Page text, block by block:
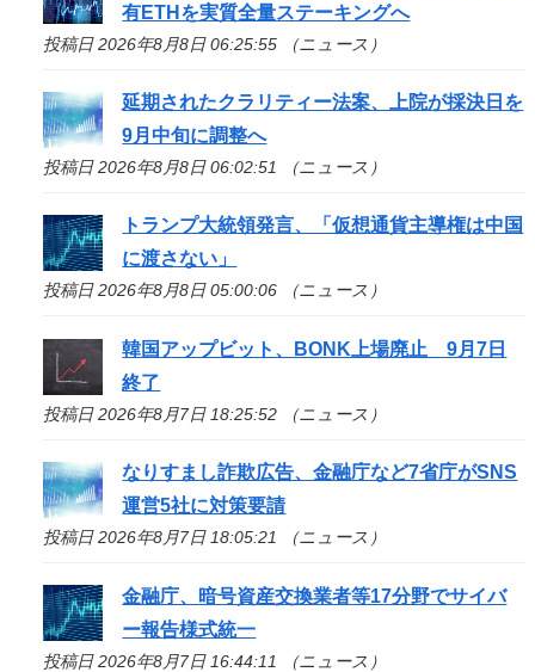
有ETHを実質全量ステーキングへ
投稿日 2026年8月8日 06:25:55 （ニュース）
延期されたクラリティー法案、上院が採決日を
9月中旬に調整へ
投稿日 2026年8月8日 06:02:51 （ニュース）
トランプ大統領発言、「仮想通貨主導権は中国
に渡さない」
投稿日 2026年8月8日 05:00:06 （ニュース）
韓国アップビット、BONK上場廃止 9月7日
終了
投稿日 2026年8月7日 18:25:52 （ニュース）
なりすまし詐欺広告、金融庁など7省庁がSNS
運営5社に対策要請
投稿日 2026年8月7日 18:05:21 （ニュース）
金融庁、暗号資産交換業者等17分野でサイバ
ー報告様式統一
投稿日 2026年8月7日 16:44:11 （ニュース）